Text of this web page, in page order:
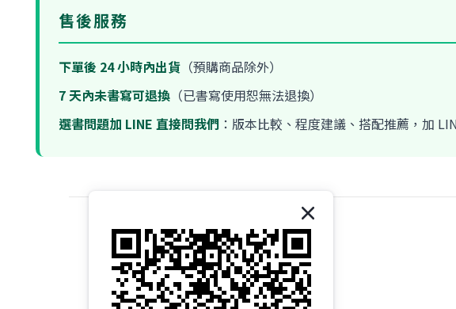
售後服務
下單後 24 小時內出貨 （預購商品除外）
7 天內未書寫可退換 （已書寫使用恕無法退換）
選書問題加 LINE 直接問我們 ：版本比較、程度建議、搭配推薦，加
關於我們｜About 易讀書坊
商店介紹｜Introduction
品牌故事｜Brand Story